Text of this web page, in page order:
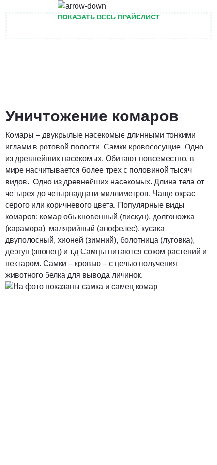
от 5900 руб.
ПОЗВОНИТЬ
от 6900 руб.
ПОЗВОНИТЬ
ПОКАЗАТЬ ВЕСЬ ПРАЙСЛИСТ
Уничтожение комаров
Комары – двукрылые насекомые длинными тонкими
иглами в ротовой полости. Самки кровососущие. Одно
из древнейших насекомых. Обитают повсеместно, в
мире насчитывается более трех с половиной тысяч
видов. Одно из древнейших насекомых. Длина тела от
четырех до четырнадцати миллиметров. Чаще окрас
серого или коричневого цвета. Популярные виды
комаров: комар обыкновенный (пискун), долгоножка
(карамора), малярийный (анофелес), кусака
двуполосный, хионей (зимний), болотница (луговка),
дергун (звонец) и т.д Самцы питаются соком растений и
нектаром. Самки – кровью – с целью получения
животного белка для вывода личинок.